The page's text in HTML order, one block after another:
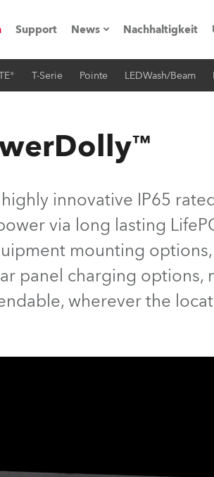
Support News
Pressemitteilungen
Nachhaltigkeit
T-Serie Pointe LEDWash/Beam
innovative IP65
via long lasting
mounting
panel charging
wherever the